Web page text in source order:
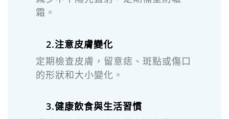
霜。
2.注意皮膚變化
定期檢查皮膚，留意痣、斑點或傷口
的形狀和大小變化。
3.健康飲食與生活習慣